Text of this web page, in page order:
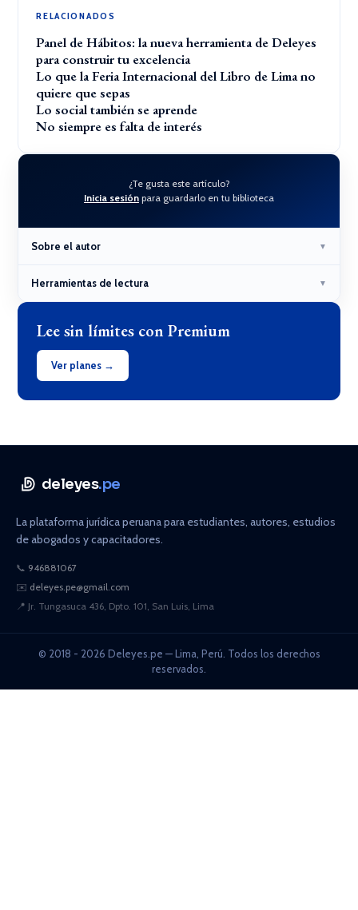
RELACIONADOS
Panel de Hábitos: la nueva herramienta de Deleyes
para construir tu excelencia
Lo que la Feria Internacional del Libro de Lima no
quiere que sepas
Lo social también se aprende
No siempre es falta de interés
¿Te gusta este artículo?
Inicia sesión para guardarlo en tu biblioteca
Sobre el autor ▼
Herramientas de lectura ▼
Lee sin límites con Premium
Ver planes →
deleyes.pe
La plataforma jurídica peruana para estudiantes, autores, estudios
de abogados y capacitadores.
📞 946881067
✉️ deleyes.pe@gmail.com
📍 Jr. Tungasuca 436, Dpto. 101, San Luis, Lima
© 2018 - 2026 Deleyes.pe — Lima, Perú. Todos los derechos
reservados.